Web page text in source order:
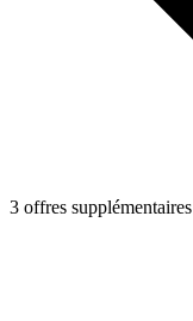
3 offres supplémentaires